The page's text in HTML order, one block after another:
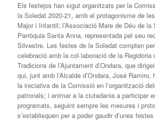
Els festejos han sigut organitzats per la
la Soledat 2020-21, amb el protagonisme de
Major i Infantil; l’Associació Mare de Déu de la
Parròquia Santa Anna, representada pel seu
Silvestre. Les festes de la Soledat compten
celebració amb la col·laboració de la Regidoria
Tradicions de l’Ajuntament d’Ondara, que
qui, junt amb l’Alcalde d’Ondara, José Ramiro,
la iniciativa de la Comissió en l’organització
patronals; i animar a la ciutadania a participar
programats, seguint sempre les mesures i
s’establisquen per a poder gaudir d’unes